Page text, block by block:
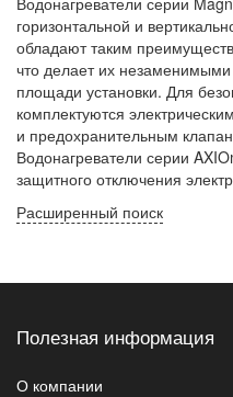
горизонтальной и
обладают таким
что делает их
площади установки. Для
комплектуются
и предохранительным
Водонагреватели серии
защитного отключения
Расширенный поиск
Полезная информация
О компании